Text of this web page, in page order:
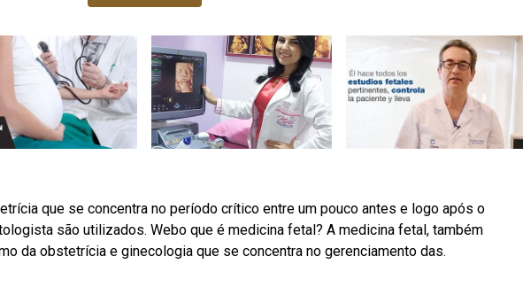
que se concentra no período crítico entre um pouco antes e logo após o
são utilizados. Webo que é medicina fetal? A medicina fetal, também
da obstetrícia e ginecologia que se concentra no gerenciamento das.